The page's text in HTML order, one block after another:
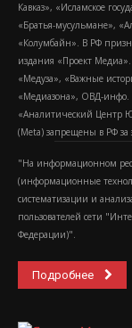
Кавказ», «Исламское
«Братья-мусульмане»,
«Колумбайн». В РФ
издания «Проект
«Медуза», «Важные
«Медиазона», ОВД-инфо.
«Аналитический Центр
(Metа) запрещены в РФ за
"На информационном
(информационные
систематизации и
пользователей сети
Федерации)".
Подробнее